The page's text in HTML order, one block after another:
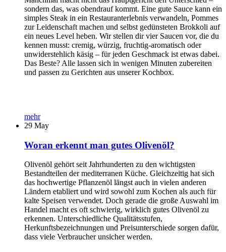
sondern das, was obendrauf kommt. Eine gute Sauce kann ein
simples Steak in ein Restauranterlebnis verwandeln, Pommes
zur Leidenschaft machen und selbst gedünsteten Brokkoli auf
ein neues Level heben. Wir stellen dir vier Saucen vor, die du
kennen musst: cremig, würzig, fruchtig-aromatisch oder
unwiderstehlich käsig – für jeden Geschmack ist etwas dabei.
Das Beste? Alle lassen sich in wenigen Minuten zubereiten
und passen zu Gerichten aus unserer Kochbox.
mehr
29 May
Woran erkennt man gutes Olivenöl?
Olivenöl gehört seit Jahrhunderten zu den wichtigsten
Bestandteilen der mediterranen Küche. Gleichzeitig hat sich
das hochwertige Pflanzenöl längst auch in vielen anderen
Ländern etabliert und wird sowohl zum Kochen als auch für
kalte Speisen verwendet. Doch gerade die große Auswahl im
Handel macht es oft schwierig, wirklich gutes Olivenöl zu
erkennen. Unterschiedliche Qualitätsstufen,
Herkunftsbezeichnungen und Preisunterschiede sorgen dafür,
dass viele Verbraucher unsicher werden.